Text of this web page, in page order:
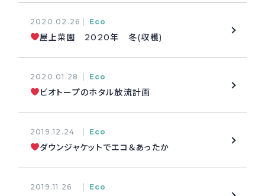
2020.02.26 Eco
屋上菜園 2020年 冬(収穫)
2020.01.28 Eco
ビオトープのホタル放流計画
2019.12.24 Eco
ダウンジャケットでエコ＆あったか
2019.11.26 Eco